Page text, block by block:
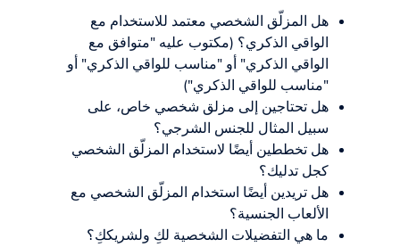
هل المزلّق الشخصي معتمد للاستخدام مع
الواقي الذكري؟ (مكتوب عليه "متوافق مع
الواقي الذكري" أو "مناسب للواقي الذكري" أو
"مناسب للواقي الذكري")
هل تحتاجين إلى مزلق شخصي خاص، على
سبيل المثال للجنس الشرجي؟
هل تخططين أيضًا لاستخدام المزلّق الشخصي
كجل تدليك؟
هل تريدين أيضًا استخدام المزلّق الشخصي مع
الألعاب الجنسية؟
ما هي التفضيلات الشخصية لكِ ولشريككِ؟